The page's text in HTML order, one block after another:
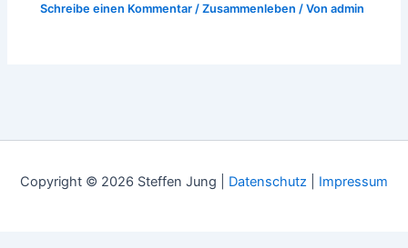
Schreibe einen Kommentar /Zusammenleben / Vonadmin
Copyright © 2026 Steffen Jung | Datenschutz Impressum